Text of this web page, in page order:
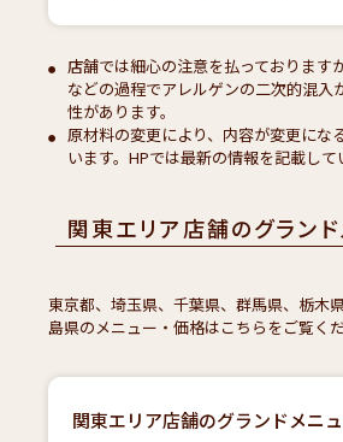
店舗では細心の注意を払っております
などの過程でアレルゲンの二次的混入
性があります。
原材料の変更により、内容が変更にな
います。HPでは最新の情報を記載して
関東エリア店舗のグラン
東京都、埼玉県、千葉県、群馬県、栃木
島県のメニュー・価格はこちらをご覧くだ
関東エリア店舗のグランドメニ